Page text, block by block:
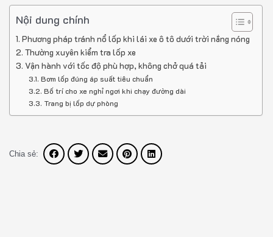
Nội dung chính
Phương pháp tránh nổ lốp khi lái xe ô tô dưới trời nắng nóng
Thường xuyên kiểm tra lốp xe
Vận hành với tốc độ phù hợp, không chở quá tải
Bơm lốp đúng áp suất tiêu chuẩn
Bố trí cho xe nghỉ ngơi khi chạy đường dài
Trang bị lốp dự phòng
Chia sẻ: